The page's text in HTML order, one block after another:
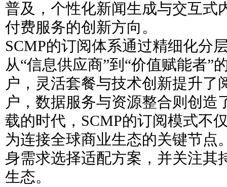
普及，个性化新闻生成与交互式
付费服务的创新方向。
SCMP的订阅体系通过精细化分
从“信息供应商”到“价值赋能者”
户，灵活套餐与技术创新提升了
户，数据服务与资源整合则创造
载的时代，SCMP的订阅模式不
为连接全球商业生态的关键节点
身需求选择适配方案，并关注其
生态。